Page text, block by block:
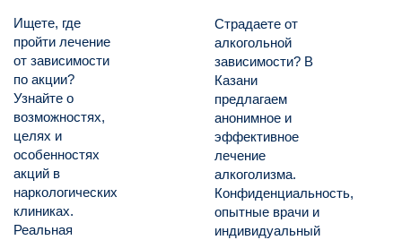
Ищете, где
пройти лечение
от зависимости
по акции?
Узнайте о
возможностях,
целях и
особенностях
акций в
наркологических
клиниках.
Реальная
Страдаете от
алкогольной
зависимости? В
Казани
предлагаем
анонимное и
эффективное
лечение
алкоголизма.
Конфиденциальность,
опытные врачи и
индивидуальный